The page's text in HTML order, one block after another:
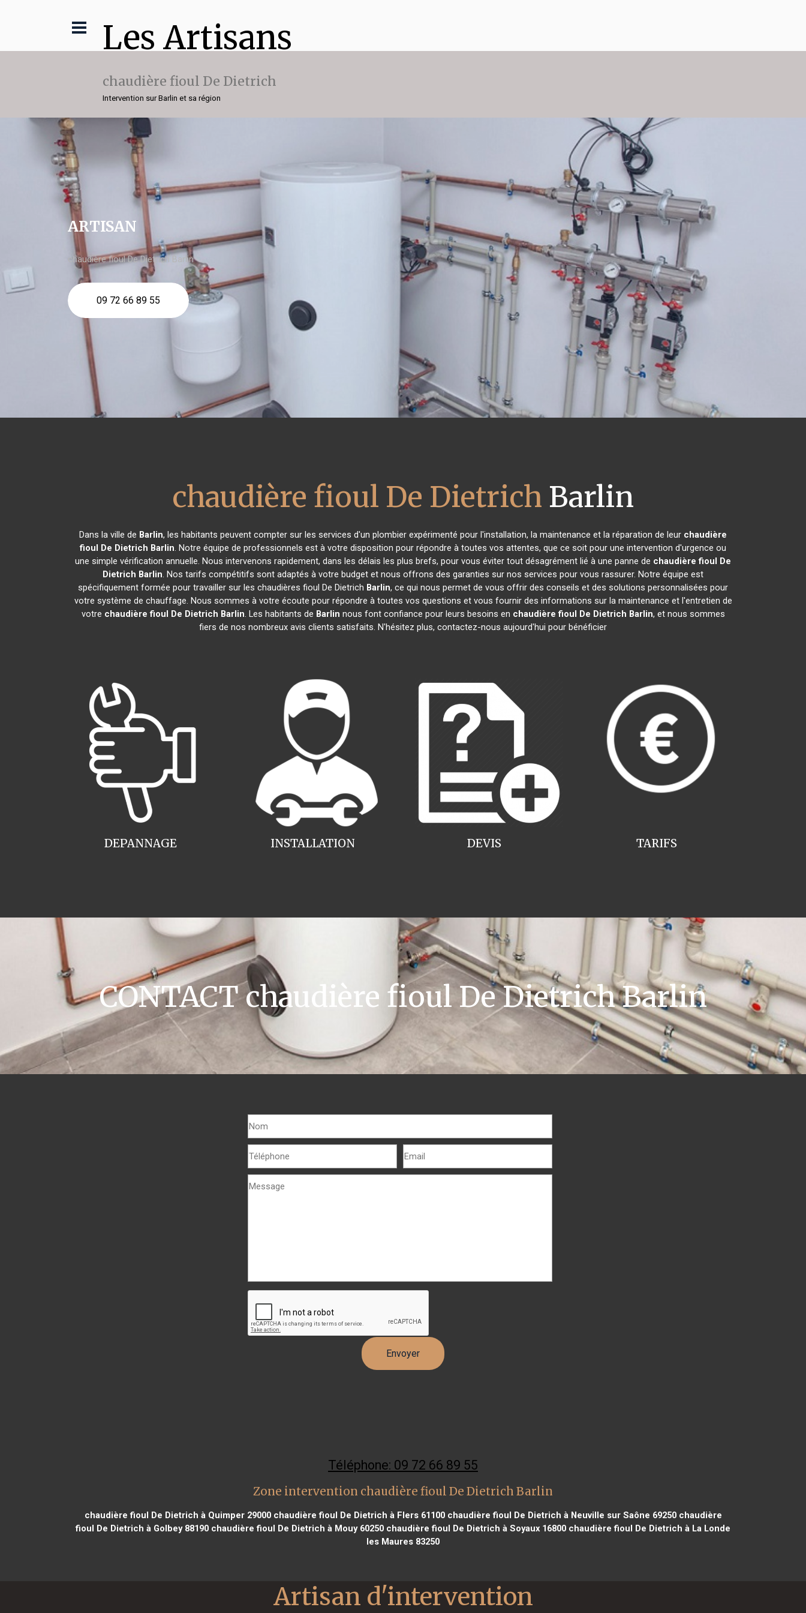
Les Artisans
chaudière fioul De Dietrich
Intervention sur Barlin et sa région
ARTISAN
chaudière fioul De Dietrich Barlin
09 72 66 89 55
chaudière fioul De Dietrich Barlin
Dans la ville de Barlin, les habitants peuvent compter sur les services d'un plombier expérimenté pour l'installation, la maintenance et la réparation de leur chaudière
fioul De Dietrich Barlin. Notre équipe de professionnels est à votre disposition pour répondre à toutes vos attentes, que ce soit pour une intervention d'urgence ou
une simple vérification annuelle. Nous intervenons rapidement, dans les délais les plus brefs, pour vous éviter tout désagrément lié à une panne de chaudière fioul De
Dietrich Barlin. Nos tarifs compétitifs sont adaptés à votre budget et nous offrons des garanties sur nos services pour vous rassurer. Notre équipe est
spécifiquement formée pour travailler sur les chaudières fioul De Dietrich Barlin, ce qui nous permet de vous offrir des conseils et des solutions personnalisées pour
votre système de chauffage. Nous sommes à votre écoute pour répondre à toutes vos questions et vous fournir des informations sur la maintenance et l'entretien de
votre chaudière fioul De Dietrich Barlin. Les habitants de Barlin nous font confiance pour leurs besoins en chaudière fioul De Dietrich Barlin, et nous sommes
fiers de nos nombreux avis clients satisfaits. N'hésitez plus, contactez-nous aujourd'hui pour bénéficier
INSTALLATION
DEPANNAGE TARIFS
DEVIS
CONTACT chaudière fioul De Dietrich Barlin
Téléphone: 09 72 66 89 55
Zone intervention chaudière fioul De Dietrich Barlin
chaudière fioul De Dietrich à Quimper 29000chaudière fioul De Dietrich à Flers 61100chaudière fioul De Dietrich à Neuville sur Saône 69250chaudière
fioul De Dietrich à Golbey 88190 chaudière fioul De Dietrich à Mouy 60250 chaudière fioul De Dietrich à Soyaux 16800 chaudière fioul De Dietrich à La Londe
les Maures 83250
Artisan d'intervention